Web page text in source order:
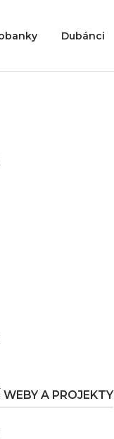
Dubánci
A PROJEKTY